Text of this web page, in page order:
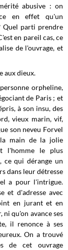
abusive : on
en effet qu'un
Quel parti prendre
en pareil cas, ce
de l'ouvrage, et
aux dieux.
orpheline,
de Paris ; et
à son insu, des
vieux marin, vif,
son neveu Forvel
main de la jolie
l'homme le plus
ce qui dérange un
dans leur détresse
a pour l'intrigue.
et d'adresse avec
en jurant et en
qu'on avance ses
il renonce à ses
On a trouvé
de cet ouvrage